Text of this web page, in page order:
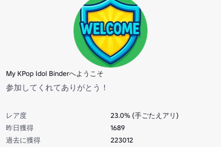
My KPop Idol Binderへようこそ
参加してくれてありがとう！
レア度
23.0% (手ごたえアリ)
昨日獲得
1689
過去に獲得
223012